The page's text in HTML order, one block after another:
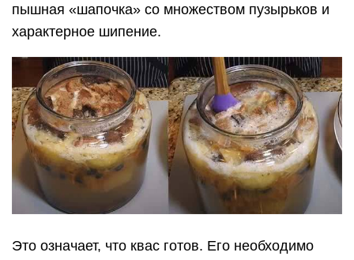
пышная «шапочка» со множеством пузырьков и
характерное шипение.
Это означает, что квас готов. Его необходимо